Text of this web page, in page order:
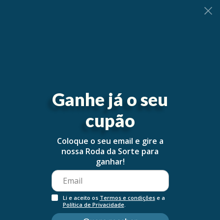
Ganhe já o seu
cupão
Coloque o seu email e gire a
nossa Roda da Sorte para
ganhar!
Li e aceito os Termos e condições e a
Política de Privacidade.